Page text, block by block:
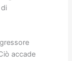
accade